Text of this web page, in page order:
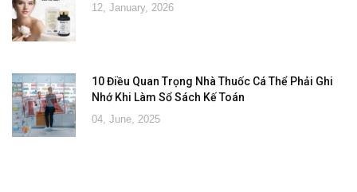
12, January, 2026
10 Điều Quan Trọng Nhà Thuốc Cá Thể Phải Ghi
Nhớ Khi Làm Sổ Sách Kế Toán
04, June, 2025